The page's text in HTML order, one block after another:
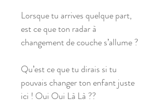
Lorsque tu arrives quelque part,
est ce que ton radar à
changement de couche s’allume ?
Qu’est ce que tu dirais si tu
pouvais changer ton enfant juste
ici ! Oui Oui Là Là ??